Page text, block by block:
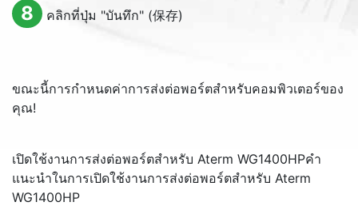
8 คลิกที่ปุ่ม "บันทึก" (保存)
ขณะนี้การกำหนดค่าการส่งต่อพอร์ตสำหรับคอมพิวเตอร์ของ
คุณ!
เปิดใช้งานการส่งต่อพอร์ตสำหรับ Aterm WG1400HPคำ
แนะนำในการเปิดใช้งานการส่งต่อพอร์ตสำหรับ Aterm
WG1400HP